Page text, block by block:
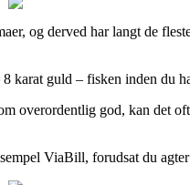
og derved har langt de
guld – fisken inden du
overordentlig god, kan
ViaBill, forudsat du